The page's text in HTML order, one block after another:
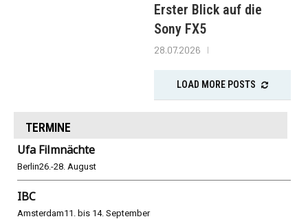
Erster Blick auf die
Sony FX5
28.07.2026
LOAD MORE POSTS
TERMINE
Ufa Filmnächte
Berlin26.-28. August
IBC
Amsterdam11. bis 14. September